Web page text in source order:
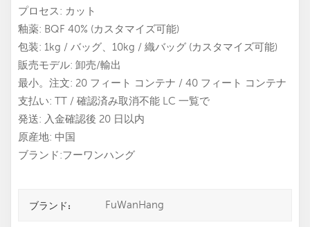
プロセス: カット
釉薬: BQF 40% (カスタマイズ可能)
包装: 1kg / バッグ、10kg / 織バッグ (カスタマイズ可能)
販売モデル: 卸売/輸出
最小。注文: 20 フィート コンテナ / 40 フィート コンテナ
支払い: TT / 確認済み取消不能 LC 一覧で
発送: 入金確認後 20 日以内
原産地: 中国
ブランド:フーワンハング
ブランド: FuWanHang